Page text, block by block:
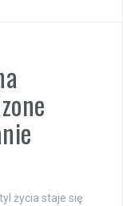
życia staje się